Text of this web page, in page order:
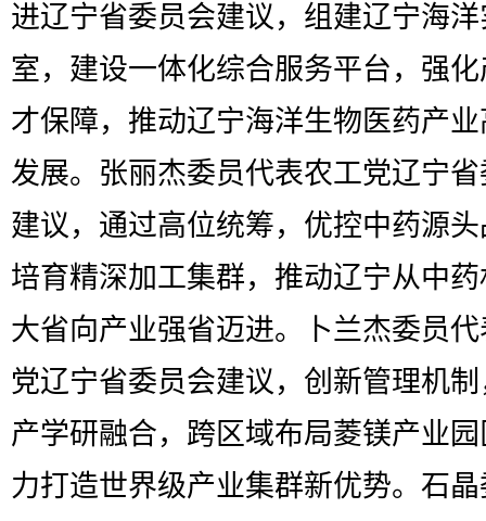
进辽宁省委员会建议，组建辽宁海
室，建设一体化综合服务平台，强
才保障，推动辽宁海洋生物医药产
发展。张丽杰委员代表农工党辽宁
建议，通过高位统筹，优控中药源
培育精深加工集群，推动辽宁从中
大省向产业强省迈进。卜兰杰委员
党辽宁省委员会建议，创新管理机
产学研融合，跨区域布局菱镁产业
力打造世界级产业集群新优势。石